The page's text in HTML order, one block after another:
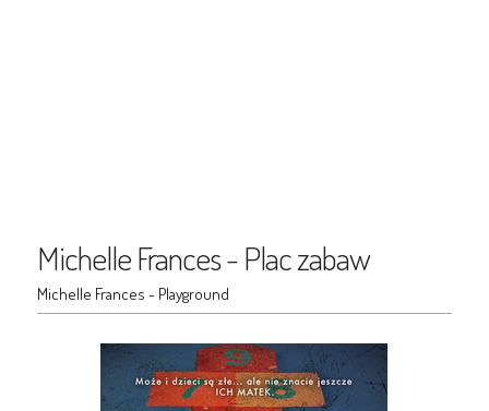
Michelle Frances - Plac zabaw
Michelle Frances - Playground